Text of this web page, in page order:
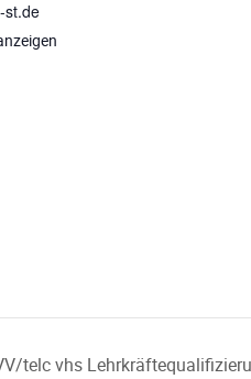
st.de
telc vhs